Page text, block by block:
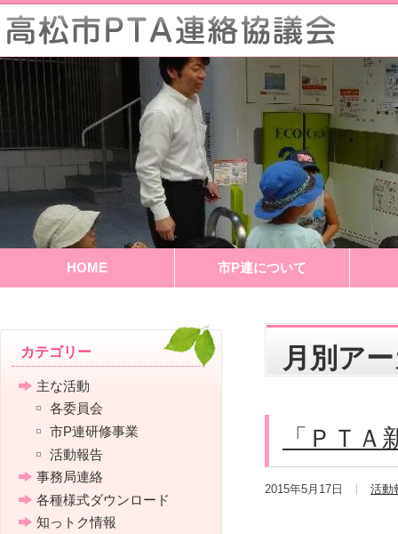
HOME 市P連について
月別ア
「ＰＴ
2015年5月17日 活動
カテゴリー
主な活動
各委員会
市P連研修事業
活動報告
事務局連絡
各種様式ダウンロード
知っトク情報